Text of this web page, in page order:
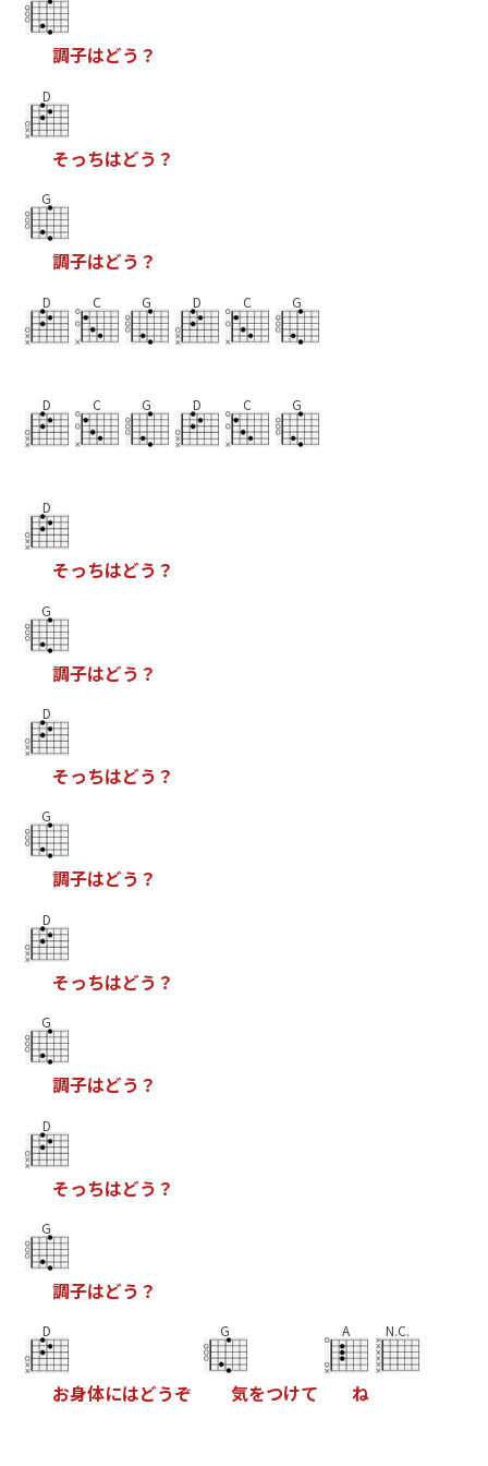
調子はどう ？
D
そっちはどう ？
G
調子はどう ？
D C G D C G
D C G D C G
D
そっちはどう ？
G
調子はどう ？
D
そっちはどう ？
G
調子はどう ？
D
そっちはどう ？
G
調子はどう ？
D
そっちはどう ？
G
調子はどう ？
D
お身体にはどうぞ
G
気をつけて
A
ね
N.C.